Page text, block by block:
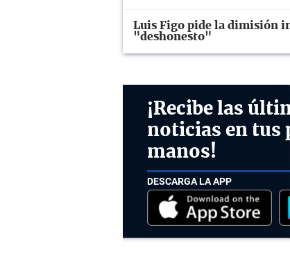
Luis Figo pide la dimisión
"deshonesto"
¡Recibe las
noticias en tus
manos!
DESCARGA LA APP